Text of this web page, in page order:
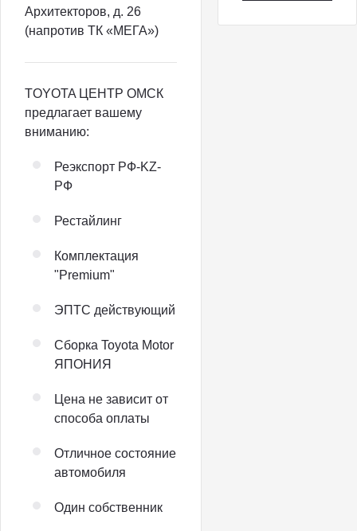
Архитекторов, д. 26
(напротив ТК «МЕГА»)
TOYOTA ЦЕНТР ОМСК
предлагает вашему
вниманию:
Реэкспорт РФ-KZ-
РФ
Рестайлинг
Комплектация
"Premium"
ЭПТС действующий
Сборка Toyota Motor
ЯПОНИЯ
Цена не зависит от
способа оплаты
Отличное состояние
автомобиля
Один собственник